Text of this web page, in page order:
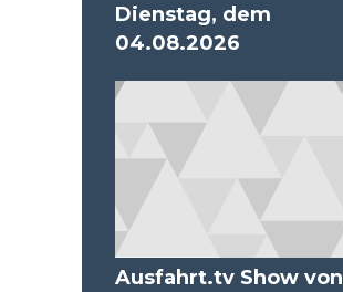
Dienstag, dem
04.08.2026
Ausfahrt.tv Show von